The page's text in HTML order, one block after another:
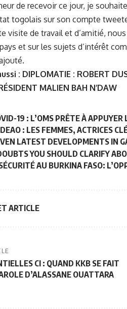
de recevoir ce jour, je
togolais sur son compte
visite de travail et d’amitié,
et sur les sujets d’intérêt
: DIPLOMATIE : ROBERT
MALIEN BAH N’DAW
19 : L’OMS PRÊTE À
: LES FEMMES, ACTRICES
LATEST DEVELOPMENTS IN
YOU SHOULD CLARIFY
AU BURKINA FASO:
ARTICLE
CI : QUAND KKB SE FAIT
D’ALASSANE OUATTARA